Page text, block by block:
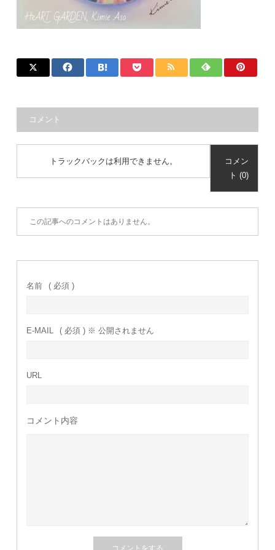
コメント
トラックバックは利用できません。
コメン
ト (0)
この記事へのコメントはありません。
名前 ( 必須 )
E-MAIL ( 必須 ) ※ 公開されません
URL
コメント内容